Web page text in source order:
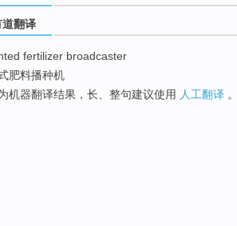
道翻译
fertilizer broadcaster
肥料播种机
机器翻译结果，长、整句建议使用 人工翻译